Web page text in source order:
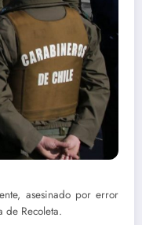
asesinado por error
de Recoleta.